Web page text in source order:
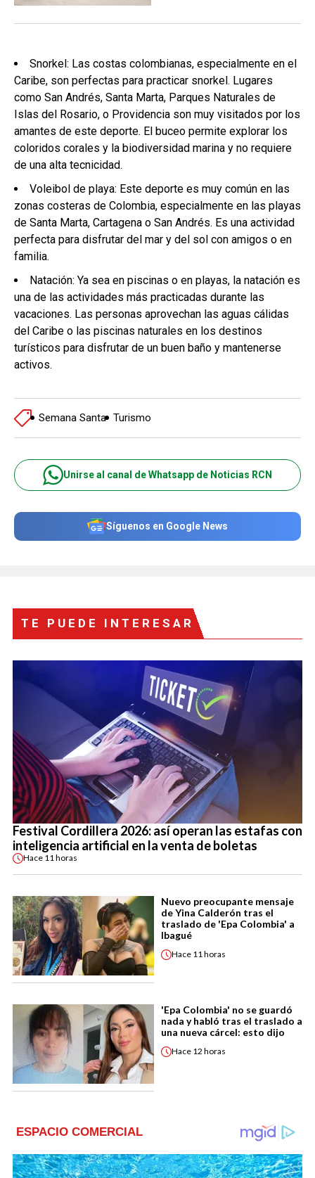
Snorkel: Las costas colombianas, especialmente en el
Caribe, son perfectas para practicar snorkel. Lugares
como San Andrés, Santa Marta, Parques Naturales de
Islas del Rosario, o Providencia son muy visitados por los
amantes de este deporte. El buceo permite explorar los
coloridos corales y la biodiversidad marina y no requiere
de una alta tecnicidad.
Voleibol de playa: Este deporte es muy común en las
zonas costeras de Colombia, especialmente en las playas
de Santa Marta, Cartagena o San Andrés. Es una actividad
perfecta para disfrutar del mar y del sol con amigos o en
familia.
Natación: Ya sea en piscinas o en playas, la natación es
una de las actividades más practicadas durante las
vacaciones. Las personas aprovechan las aguas cálidas
del Caribe o las piscinas naturales en los destinos
turísticos para disfrutar de un buen baño y mantenerse
activos.
Semana Santa Turismo
Unirse al canal de Whatsapp de Noticias RCN
Síguenos en Google News
TE PUEDE INTERESAR
Festival Cordillera 2026: así operan las estafas con
inteligencia artificial en la venta de boletas
Hace 11 horas
Nuevo preocupante mensaje
de Yina Calderón tras el
traslado de 'Epa Colombia' a
Ibagué
Hace 11 horas
'Epa Colombia' no se guardó
nada y habló tras el traslado a
una nueva cárcel: esto dijo
Hace 12 horas